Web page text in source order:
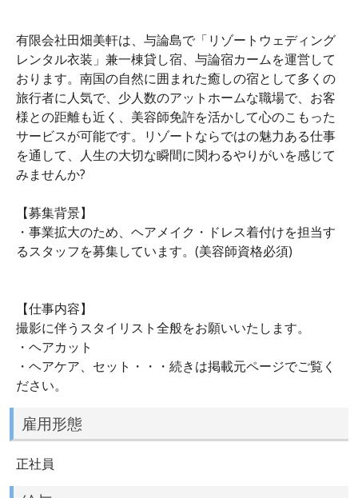
有限会社田畑美軒は、与論島で「リゾートウェディング
レンタル衣装」兼一棟貸し宿、与論宿カームを運営して
おります。南国の自然に囲まれた癒しの宿として多くの
旅行者に人気で、少人数のアットホームな職場で、お客
様との距離も近く、美容師免許を活かして心のこもった
サービスが可能です。リゾートならではの魅力ある仕事
を通して、人生の大切な瞬間に関わるやりがいを感じて
みませんか?
【募集背景】
・事業拡大のため、ヘアメイク・ドレス着付けを担当す
るスタッフを募集しています。(美容師資格必須)
【仕事内容】
撮影に伴うスタイリスト全般をお願いいたします。
・ヘアカット
・ヘアケア、セット・・・続きは掲載元ページでご覧く
ださい。
雇用形態
正社員